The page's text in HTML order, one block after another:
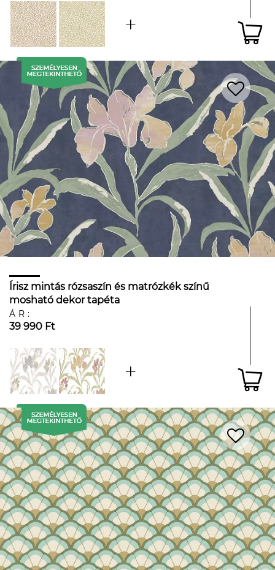
Írisz mintás rózsaszín és matrózkék színű
mosható dekor tapéta
ÁR:
39 990 Ft